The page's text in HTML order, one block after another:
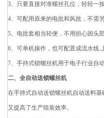
3、只要直接对准螺丝孔位，轻轻一
4、可配用原来的电批和风批，不需
5、电批套相当轻便，不用担心因头
6、可单机操作，也可配置成流水线
7、手持式锁螺丝机用于电子行业自
二、全自动送锁螺丝机
在手持式自动送锁螺丝机自动送料
又提高了生产组装效率。